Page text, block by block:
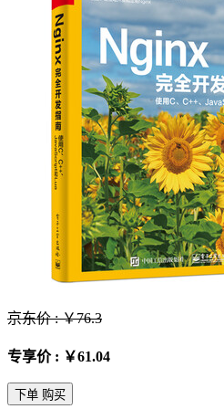
京东价 : ￥76.3
专享价 : ￥61.04
下单 购买